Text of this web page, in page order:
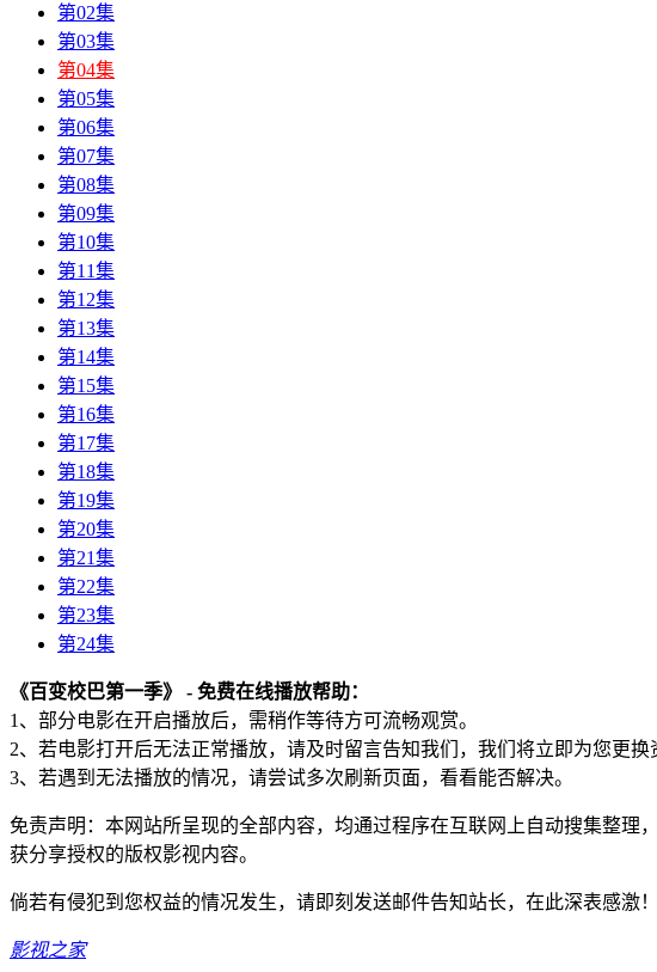
第02集
第03集
第04集
第05集
第06集
第07集
第08集
第09集
第10集
第11集
第12集
第13集
第14集
第15集
第16集
第17集
第18集
第19集
第20集
第21集
第22集
第23集
第24集
《百变校巴第一季》 - 免费在线播放帮助：
1、部分电影在开启播放后，需稍作等待方可流畅观赏。
2、若电影打开后无法正常播放，请及时留言告知我们，我们将立即为您更换
3、若遇到无法播放的情况，请尝试多次刷新页面，看看能否解决。
免责声明：本网站所呈现的全部内容，均通过程序在互联网上自动搜集整
获分享授权的版权影视内容。
倘若有侵犯到您权益的情况发生，请即刻发送邮件告知站长，在此深表感激！
影视之家